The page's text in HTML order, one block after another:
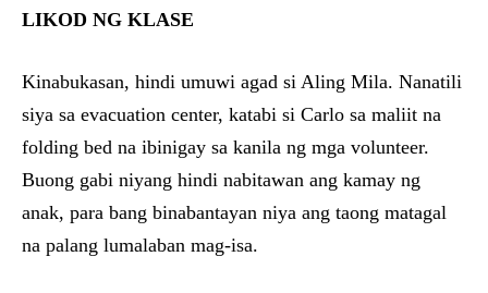
LIKOD NG KLASE
Kinabukasan, hindi umuwi agad si Aling Mila. Nanatili
siya sa evacuation center, katabi si Carlo sa maliit na
folding bed na ibinigay sa kanila ng mga volunteer.
Buong gabi niyang hindi nabitawan ang kamay ng
anak, para bang binabantayan niya ang taong matagal
na palang lumalaban mag-isa.